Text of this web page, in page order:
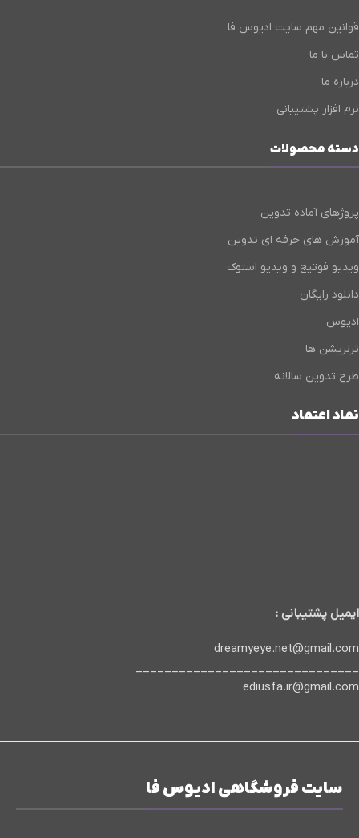
قوانین مهم سایت ادیوس فا
تماس با ما
درباره ما
نرم افزار پشتیبانی
دسته محصولات
پروژهای آماده تدوین
آموزش های حرفه ای تدوین
ویدیو فوتیج و ویدیو استوک
دانلود رایگان
ادیوس
ترنزیشن ها
طرح تدوین سالانه
نماد اعتماد
ایمیل پشتیبانی :
dreamyeye.net@gmail.com
_______________________________
ediusfa.ir@gmail.com
سایت فروشگاهی ادیوس فا